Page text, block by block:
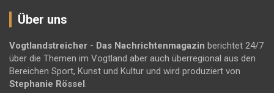
Über uns
Vogtlandstreicher - Das Nachrichtenmagazin berichtet 24/7
über die Themen im Vogtland aber auch überregional aus den
Bereichen Sport, Kunst und Kultur und wird produziert von
Stephanie Rössel .